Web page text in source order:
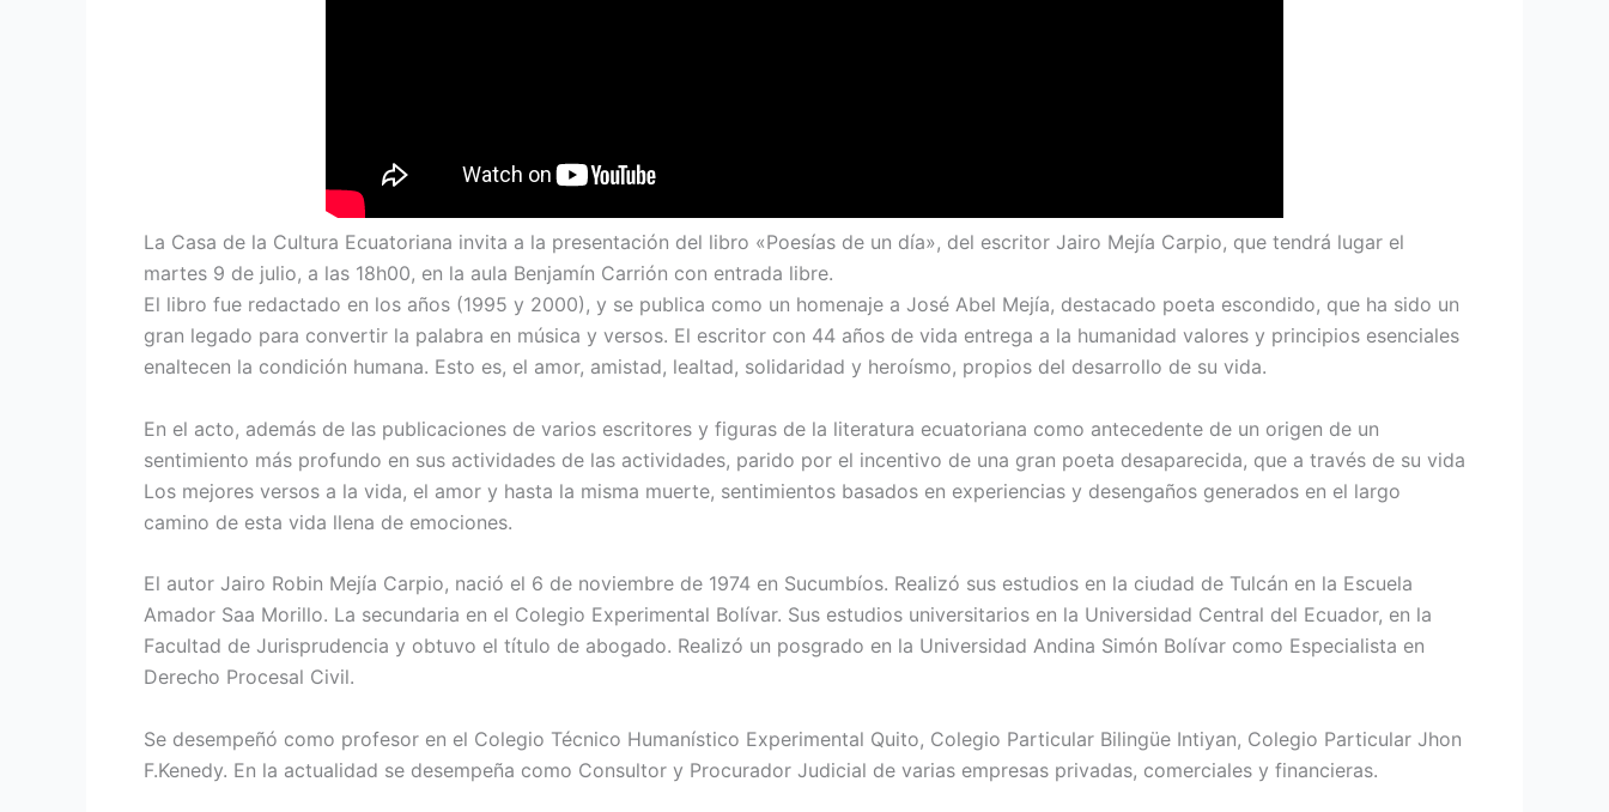
La Casa de la Cultura Ecuatoriana invita a la presentación del libro «Poesías de un día», del escritor Jairo Mejía Carpio, que tendrá lugar el
martes 9 de julio, a las 18h00, en la aula Benjamín Carrión con entrada libre.
El libro fue redactado en los años (1995 y 2000), y se publica como un homenaje a José Abel Mejía, destacado poeta escondido, que ha sido un
gran legado para convertir la palabra en música y versos. El escritor con 44 años de vida entrega a la humanidad valores y principios esenciales
enaltecen la condición humana. Esto es, el amor, amistad, lealtad, solidaridad y heroísmo, propios del desarrollo de su vida.
En el acto, además de las publicaciones de varios escritores y figuras de la literatura ecuatoriana como antecedente de un origen de un
sentimiento más profundo en sus actividades de las actividades, parido por el incentivo de una gran poeta desaparecida, que a través de su vida
Los mejores versos a la vida, el amor y hasta la misma muerte, sentimientos basados ​​en experiencias y desengaños generados en el largo
camino de esta vida llena de emociones.
El autor Jairo Robin Mejía Carpio, nació el 6 de noviembre de 1974 en Sucumbíos. Realizó sus estudios en la ciudad de Tulcán en la Escuela
Amador Saa Morillo. La secundaria en el Colegio Experimental Bolívar. Sus estudios universitarios en la Universidad Central del Ecuador, en la
Facultad de Jurisprudencia y obtuvo el título de abogado. Realizó un posgrado en la Universidad Andina Simón Bolívar como Especialista en
Derecho Procesal Civil.
Se desempeñó como profesor en el Colegio Técnico Humanístico Experimental Quito, Colegio Particular Bilingüe Intiyan, Colegio Particular Jhon
F.Kenedy. En la actualidad se desempeña como Consultor y Procurador Judicial de varias empresas privadas, comerciales y financieras.